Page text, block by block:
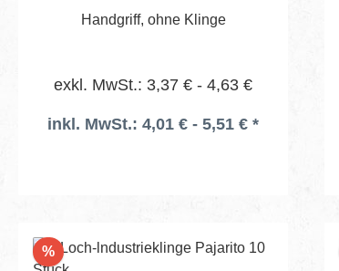
Handgriff, ohne Klinge
exkl. MwSt.: 3,37 € - 4,63 €
inkl. MwSt.: 4,01 € - 5,51 € *
%Rabatt